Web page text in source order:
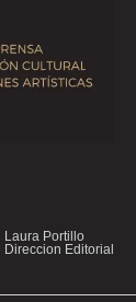
Laura Portillo
Direccion Editorial